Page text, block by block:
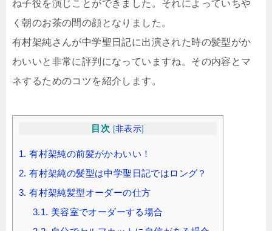
ね子役を演じことができました。それによっていちや
く朝のお茶の間の顔となりました。
有村架純さんが中学聖日記に出演された時の髪型がか
わいいと非常に評判になっていますね。その内容とマ
ネするためのコツを紹介します。
目次 [非表示]
1. 有村架純の前髪がかわいい！
2. 有村架純の髪型は中学聖日記ではロング？
3. 有村架純髪型オーダーの仕方
3.1. 美容室でオーダーする場合